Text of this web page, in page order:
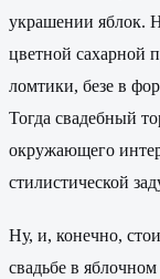
украшении яблок.
цветной сахарной
ломтики, безе в
Тогда свадебный
окружающего
стилистической
Ну, и, конечно,
свадьбе в